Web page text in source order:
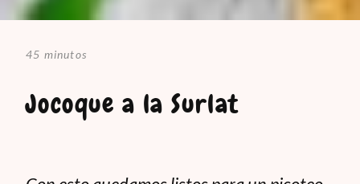
45 minutos
Jocoque a la Surlat